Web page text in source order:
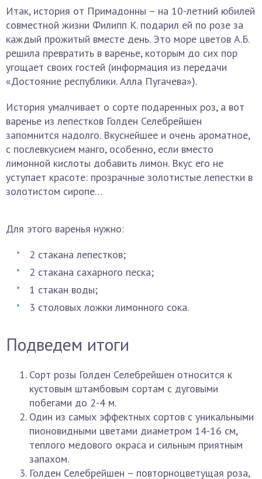
Итак, история от Примадонны – на 10-летний юбилей
совместной жизни Филипп К. подарил ей по розе за
каждый прожитый вместе день. Это море цветов А.Б.
решила превратить в варенье, которым до сих пор
угощает своих гостей (информация из передачи
«Достояние республики. Алла Пугачева»).
История умалчивает о сорте подаренных роз, а вот
варенье из лепестков Голден Селебрейшен
запомнится надолго. Вкуснейшее и очень ароматное,
с послевкусием манго, особенно, если вместо
лимонной кислоты добавить лимон. Вкус его не
уступает красоте: прозрачные золотистые лепестки в
золотистом сиропе…
Для этого варенья нужно:
2 стакана лепестков;
2 стакана сахарного песка;
1 стакан воды;
3 столовых ложки лимонного сока.
Подведем итоги
Сорт розы Голден Селебрейшен относится к
кустовым штамбовым сортам с дуговыми
побегами до 2-4 м.
Один из самых эффектных сортов с уникальными
пионовидными цветами диаметром 14-16 см,
теплого медового окраса и сильным приятным
запахом.
Голден Селебрейшен – повторноцветущая роза,